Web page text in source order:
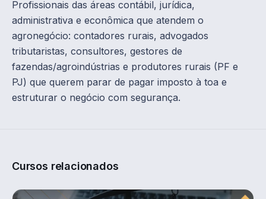
Profissionais das áreas contábil, jurídica,
administrativa e econômica que atendem o
agronegócio: contadores rurais, advogados
tributaristas, consultores, gestores de
fazendas/agroindústrias e produtores rurais (PF e
PJ) que querem parar de pagar imposto à toa e
estruturar o negócio com segurança.
Cursos relacionados